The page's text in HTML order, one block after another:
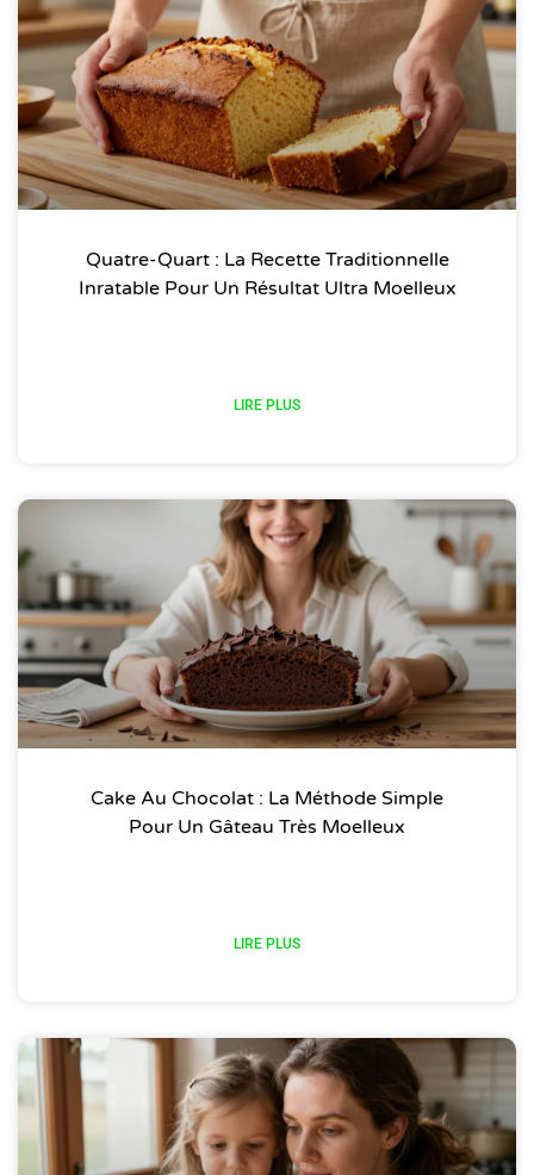
Quatre-Quart : La Recette Traditionnelle
Inratable Pour Un Résultat Ultra Moelleux
LIRE PLUS
Cake Au Chocolat : La Méthode Simple
Pour Un Gâteau Très Moelleux
LIRE PLUS